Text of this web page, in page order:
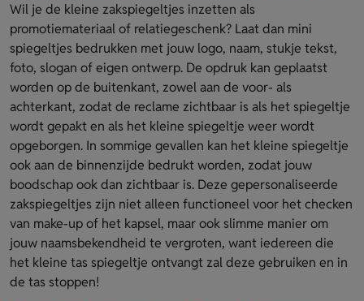
Wil je de kleine zakspiegeltjes inzetten als
promotiemateriaal of relatiegeschenk? Laat dan mini
spiegeltjes bedrukken met jouw logo, naam, stukje tekst,
foto, slogan of eigen ontwerp. De opdruk kan geplaatst
worden op de buitenkant, zowel aan de voor- als
achterkant, zodat de reclame zichtbaar is als het spiegeltje
wordt gepakt en als het kleine spiegeltje weer wordt
opgeborgen. In sommige gevallen kan het kleine spiegeltje
ook aan de binnenzijde bedrukt worden, zodat jouw
boodschap ook dan zichtbaar is. Deze gepersonaliseerde
zakspiegeltjes zijn niet alleen functioneel voor het checken
van make-up of het kapsel, maar ook slimme manier om
jouw naamsbekendheid te vergroten, want iedereen die
het kleine tas spiegeltje ontvangt zal deze gebruiken en in
de tas stoppen!